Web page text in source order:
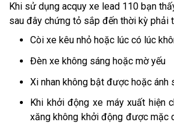
Khi sử dụng acquy xe lead 110 bạn
sau đây chứng tỏ sắp đến thời kỳ phải
Còi xe kêu nhỏ hoặc lúc có lúc
Đèn xe không sáng hoặc mờ yếu
Xi nhan không bật được hoặc ánh
Khi khởi động xe máy xuất hiện
xăng không khởi động được mặc